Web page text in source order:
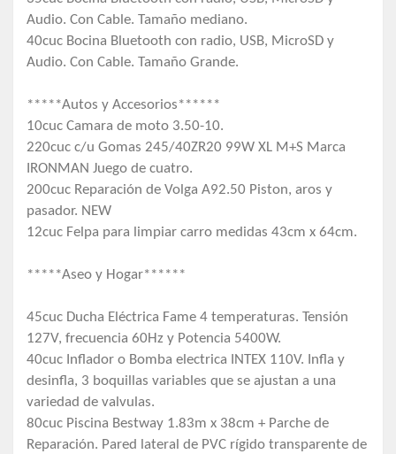
Audio. Con Cable. Tamaño mediano.
40cuc Bocina Bluetooth con radio, USB, MicroSD y
Audio. Con Cable. Tamaño Grande.
*****Autos y Accesorios******
10cuc Camara de moto 3.50-10.
220cuc c/u Gomas 245/40ZR20 99W XL M+S Marca
IRONMAN Juego de cuatro.
200cuc Reparación de Volga A92.50 Piston, aros y
pasador. NEW
12cuc Felpa para limpiar carro medidas 43cm x 64cm.
*****Aseo y Hogar******
45cuc Ducha Eléctrica Fame 4 temperaturas. Tensión
127V, frecuencia 60Hz y Potencia 5400W.
40cuc Inflador o Bomba electrica INTEX 110V. Infla y
desinfla, 3 boquillas variables que se ajustan a una
variedad de valvulas.
80cuc Piscina Bestway 1.83m x 38cm + Parche de
Reparación. Pared lateral de PVC rígido transparente de